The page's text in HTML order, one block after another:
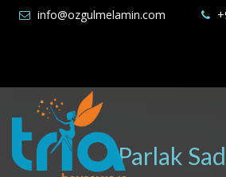
info@ozgulmelamin.com
Parlak